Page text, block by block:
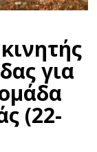
για
(22-